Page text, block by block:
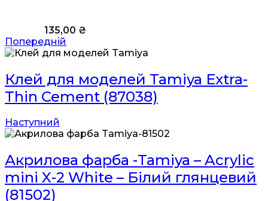
135,00 ₴
Попередній
Клей для моделей Tamiya Extra-
Thin Cement (87038)
Наступний
Акрилова фарба -Tamiya – Acrylic
mini X-2 White – Білий глянцевий
(81502)